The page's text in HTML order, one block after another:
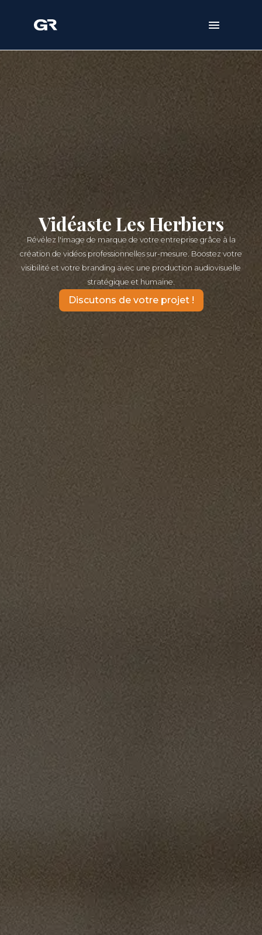
Vidéaste Les Herbiers
Révélez l'image de marque de votre entreprise grâce à la
création de vidéos professionnelles sur-mesure. Boostez votre
visibilité et votre branding avec une production audiovisuelle
stratégique et humaine.
Discutons de votre projet !